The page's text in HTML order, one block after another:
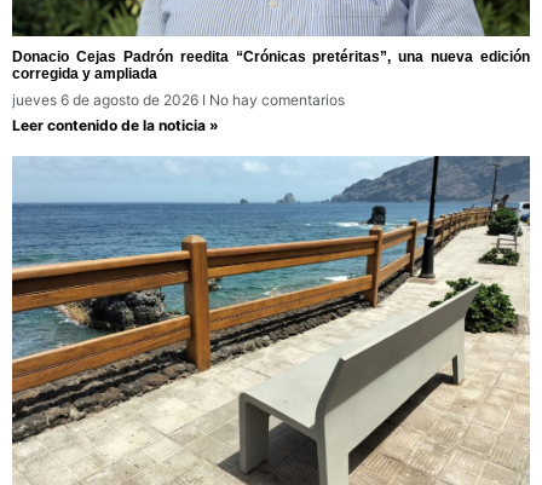
Donacio Cejas Padrón reedita “Crónicas pretéritas”, una nueva edición
corregida y ampliada
jueves 6 de agosto de 2026
No hay comentarios
Leer contenido de la noticia »